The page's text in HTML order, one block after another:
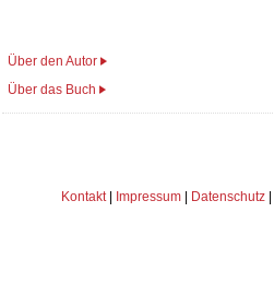
Über den Autor
Über das Buch
Kontakt| Impressum| Datenschutz|